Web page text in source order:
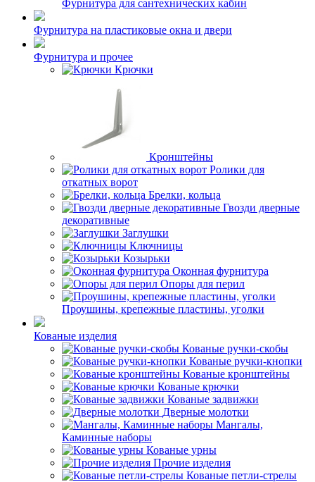
Фурнитура для сантехнических кабин
Фурнитура на пластиковые окна и двери
Фурнитура и прочее
Крючки
Кронштейны
Ролики для
откатных ворот
Брелки, кольца
Гвозди дверные
декоративные
Заглушки
Ключницы
Козырьки
Оконная фурнитура
Опоры для перил
Проушины, крепежные пластины, уголки
Кованые изделия
Кованые ручки-скобы
Кованые ручки-кнопки
Кованые кронштейны
Кованые крючки
Кованые задвижки
Дверные молотки
Мангалы,
Каминные наборы
Кованые урны
Прочие изделия
Кованые петли-стрелы